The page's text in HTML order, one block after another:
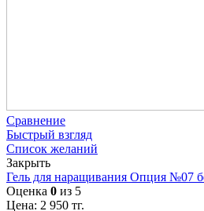
Сравнение
Быстрый взгляд
Список желаний
Закрыть
Гель для наращивания Опция №07
Оценка 0 из 5
Цена: 2 950 тг.